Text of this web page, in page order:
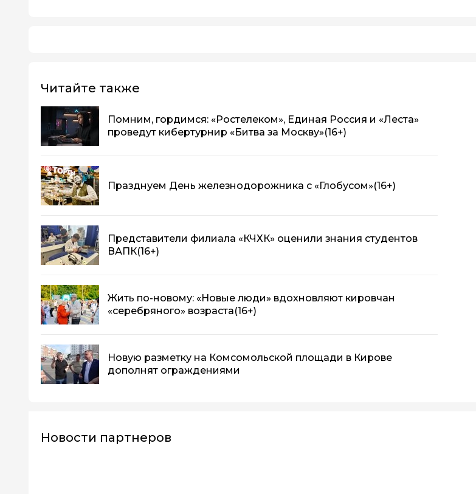
Читайте также
Помним, гордимся: «Ростелеком», Единая Россия и «Леста»
проведут кибертурнир «Битва за Москву»(16+)
Празднуем День железнодорожника с «Глобусом»(16+)
Представители филиала «КЧХК» оценили знания студентов
ВАПК(16+)
Жить по-новому: «Новые люди» вдохновляют кировчан
«серебряного» возраста(16+)
Новую разметку на Комсомольской площади в Кирове
дополнят ограждениями
Новости партнеров